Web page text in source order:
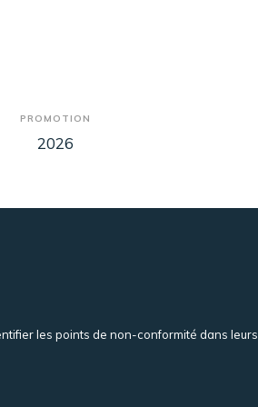
PROMOTION
2026
les points de non-conformité dans leurs